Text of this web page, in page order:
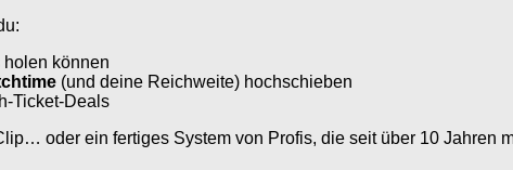
können
(und deine Reichweite) hochschieben
Ticket-Deals
oder ein fertiges System von Profis, die seit über 10 Jahren